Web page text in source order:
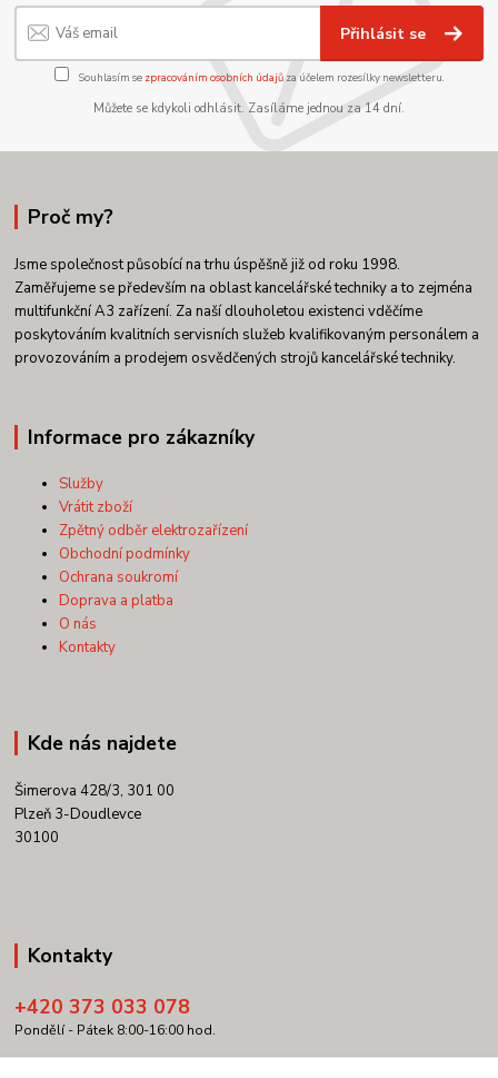
Přihlásit se
Souhlasím se zpracováním osobních údajůza účelem rozesílky newsletteru.
Můžete se kdykoli odhlásit. Zasíláme jednou za 14 dní.
Proč my?
Jsme společnost působící na trhu úspěšně již od roku 1998.
Zaměřujeme se především na oblast kancelářské techniky a to zejména
multifunkční A3 zařízení. Za naší dlouholetou existenci vděčíme
poskytováním kvalitních servisních služeb kvalifikovaným personálem a
provozováním a prodejem osvědčených strojů kancelářské techniky.
Informace pro zákazníky
Služby
Vrátit zboží
Zpětný odběr elektrozařízení
Obchodní podmínky
Ochrana soukromí
Doprava a platba
O nás
Kontakty
Kde nás najdete
Šimerova 428/3, 301 00
Plzeň 3-Doudlevce
30100
Kontakty
+420 373 033 078
Pondělí - Pátek 8:00-16:00 hod.